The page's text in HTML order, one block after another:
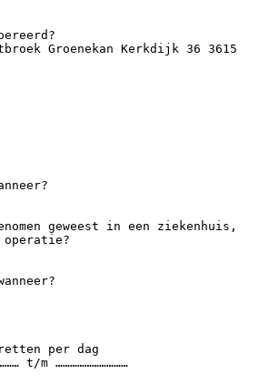
Groenekan Kerkdijk 36 3615
geweest in een ziekenhuis,
operatie?
per dag
t/m …………………………